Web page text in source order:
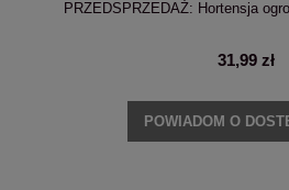
PRZEDSPRZEDAŻ: Hortensja
31,99 zł
POWIADOM O